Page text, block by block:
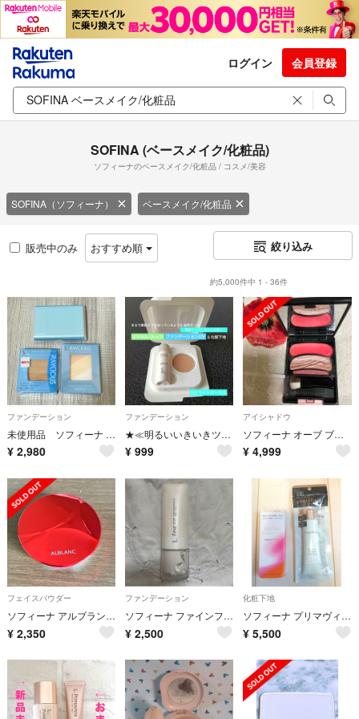
ログイン 会員登録
SOFINA (ベースメイク/化粧品)
ソフィーナのベースメイク/化粧品 / コスメ/美容
SOFINA（ソフィーナ） ベースメイク/化粧品
販売中のみ おすすめ順 絞り込み
約5,000件中 1 - 36件
ファンデーション
未使用品 ソフィーナ レイシャス ３点セット ファンデーション パウダー
¥ 2,980
ファンデーション
★≪明るいいきいきツヤ肌へ≫ グレイス ソフィーナ ファンデーション ＆ 化粧下地
¥ 999
アイシャドウ
ソフィーナ オーブ ブラシひと塗りシャドウN 15 レッド系(4.5g)
¥ 4,999
フェイスパウダー
ソフィーナ アルブラン 潤白美肌ルースパウダー ルーセント
¥ 2,350
ファンデーション
ソフィーナ ファインフィット ミルキィ 113
¥ 2,500
化粧下地
ソフィーナ プリマヴィスタ 角層保水プライマー& マキアージュ ドラマティック フォルミング グロウベース
¥ 5,500